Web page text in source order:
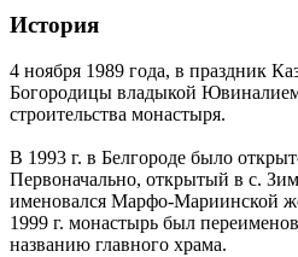
История
4 ноября 1989 года, в праздник
Богородицы владыкой
строительства монастыря.
В 1993 г. в Белгороде было
Первоначально, открытый в с.
именовался Марфо-Мариинской
1999 г. монастырь был
названию главного храма.